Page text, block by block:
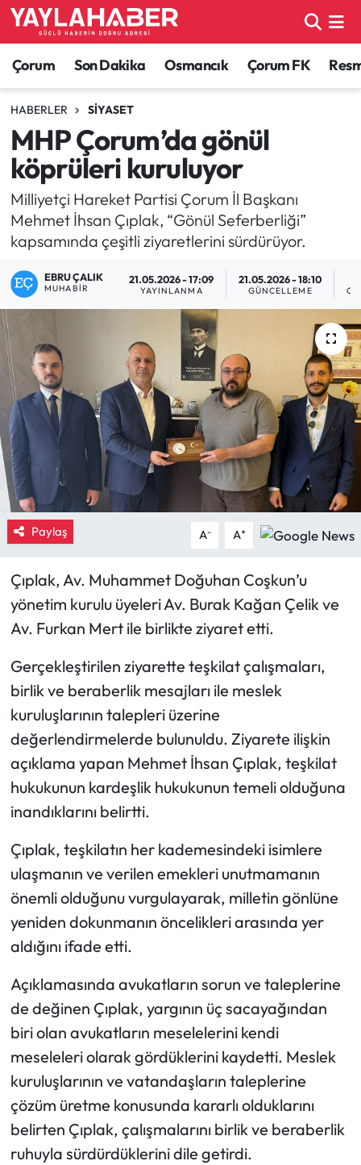
Çorum Son Dakika Osmancık Çorum FK
HABERLER SIYASET
MHP Çorum’da gönül
köprüleri kuruluyor
Milliyetçi Hareket Partisi Çorum İl Başkanı
Mehmet İhsan Çıplak, “Gönül Seferberliği”
kapsamında çeşitli ziyaretlerini sürdürüyor.
EBRU ÇALIK
MUHABIR
21.05.2026 - 17:09
YAYINLANMA
21.05.2026 - 18:10
GÜNCELLEME
Paylaş A- A+
Çıplak, Av. Muhammet Doğuhan Coşkun’u
yönetim kurulu üyeleri Av. Burak Kağan Çelik ve
Av. Furkan Mert ile birlikte ziyaret etti.
Gerçekleştirilen ziyarette teşkilat çalışmaları,
birlik ve beraberlik mesajları ile meslek
kuruluşlarının talepleri üzerine
değerlendirmelerde bulunuldu. Ziyarete ilişkin
açıklama yapan Mehmet İhsan Çıplak, teşkilat
hukukunun kardeşlik hukukunun temeli olduğuna
inandıklarını belirtti.
Çıplak, teşkilatın her kademesindeki isimlere
ulaşmanın ve verilen emekleri unutmamanın
önemli olduğunu vurgulayarak, milletin gönlüne
yeniden dokunmanın öncelikleri arasında yer
aldığını ifade etti.
Açıklamasında avukatların sorun ve taleplerine
de değinen Çıplak, yargının üç sacayağından
biri olan avukatların meselelerini kendi
meseleleri olarak gördüklerini kaydetti. Meslek
kuruluşlarının ve vatandaşların taleplerine
çözüm üretme konusunda kararlı olduklarını
belirten Çıplak, çalışmalarını birlik ve beraberlik
ruhuyla sürdürdüklerini dile getirdi.
Alaca Haberleri
Bayat Haberleri
Bilgi - Keşfet Haberleri
Bilim ve Teknoloji
Boğazkale Haberleri
Çorum Son Dakika Haberleri
Dodurga Haberleri
Eğitim
Ekonomi
Güncel
İskilip Haberleri
Kimdir?
Kültür Sanat
Laçin Haberleri
Magazin
Mecitözü Haberleri
Oğuzlar Haberleri
Ortaköy Haberleri
Osmancık Haberleri
Otomotiv
Resmi Reklam
Sağlık
Siyaset
Spor
Çorum Nöbetçi Eczaneler
Çorum Hava Durumu
Çorum Namaz Vakitleri
Çorum Trafik Yoğunluk Haritası
TFF 1.Lig Puan Durumu ve Fikstür
Son Dakika Haberleri
Haber Arşivi